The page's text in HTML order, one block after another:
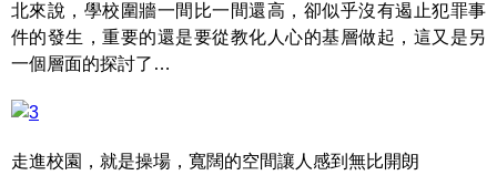
北來說，學校圍牆一間比一間還高，卻似乎沒有遏止犯罪事
件的發生，重要的還是要從教化人心的基層做起，這又是另
一個層面的探討了…
走進校園，就是操場，寬闊的空間讓人感到無比開朗